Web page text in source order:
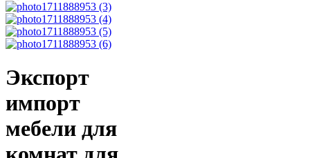
Экспорт
импорт
мебели для